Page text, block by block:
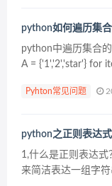
python如何遍历集合
python中遍历集合
A = {'1','2','star'} for
Pyhton常见问题
python之正则表达式
1,什么是正则表达式
来简洁表达一组字